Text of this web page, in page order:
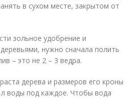
в сухом месте, закрытом от
зольное удобрение и
нужно сначала полить
– это не 2 – 3 ведра.
дерева и размеров его кроны
воды под каждое. Чтобы вода